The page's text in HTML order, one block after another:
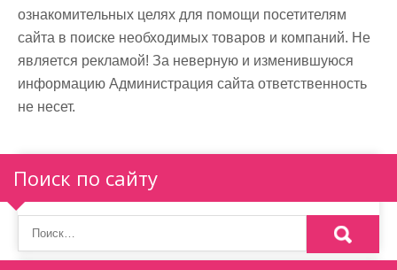
ознакомительных целях для помощи посетителям
сайта в поиске необходимых товаров и компаний. Не
является рекламой! За неверную и изменившуюся
информацию Администрация сайта ответственность
не несет.
Поиск по сайту